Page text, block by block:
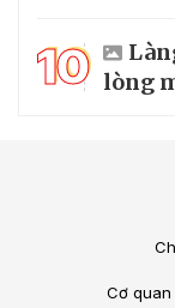
10 lòng
Cơ quan